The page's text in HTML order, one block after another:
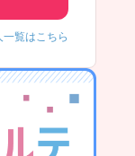
目へ
覧はこちら